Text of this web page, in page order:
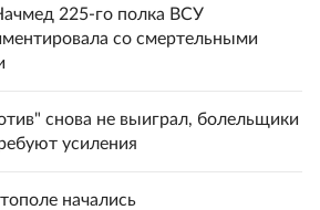
225-го полка ВСУ
со смертельными
снова не выиграл, болельщики
усиления
начались